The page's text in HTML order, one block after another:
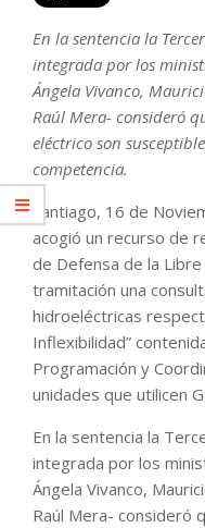
En la sentencia la
integrada por los
Ángela Vivanco,
Raúl Mera- consideró
eléctrico son
competencia.
Santiago, 16 de
acogió un recurso de
de Defensa de la
tramitación una
hidroeléctricas
Inflexibilidad”
Programación y
unidades que utilicen
En la sentencia la
integrada por los
Ángela Vivanco,
Raúl Mera- consideró